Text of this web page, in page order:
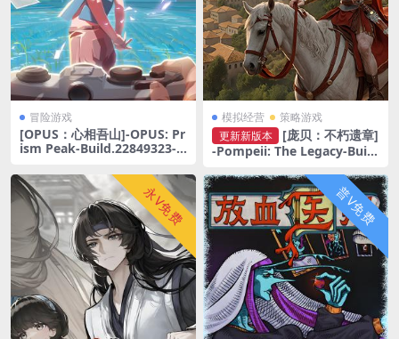
冒险游戏
[OPUS：心相吾山]-OPUS: Pr
ism Peak-Build.22849323-v
模拟经营 策略游戏
更新新版本
[庞贝：不朽遗章]
-Pompeii: The Legacy-Buil
永V免费 普V免费